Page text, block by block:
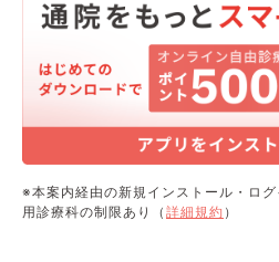
※本案内経由の新規インストール・ロ
用診療科の制限あり（ 詳細規約 ）